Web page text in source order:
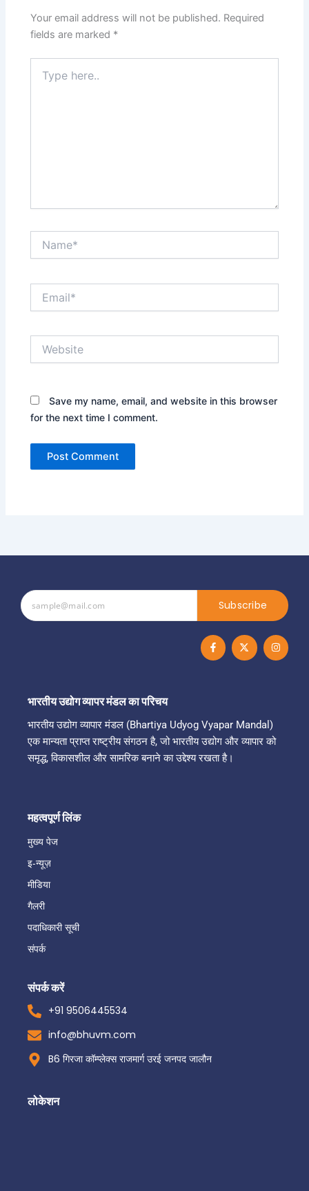
Your email address will not be published. Required
fields are marked *
here..
Save my name, email, and website in this browser
for the next time I comment.
Subscribe
F
a
c
f
X
-
t
I
n
s
भारतीय उद्योग व्यापर मंडल का परिचय
भारतीय उद्योग व्यापार मंडल (Bhartiya Udyog Vyapar Mandal)
एक मान्यता प्राप्त राष्ट्रीय संगठन है, जो भारतीय उद्योग और व्यापार को
समृद्ध, विकासशील और सामरिक बनाने का उद्देश्य रखता है।
महत्वपूर्ण लिंक
मुख्य पेज
इ-न्यूज़
मीडिया
गैलरी
पदाधिकारी सूची
संपर्क
संपर्क करें
+91 9506445534
info@bhuvm.com
B6 गिरजा कॉम्प्लेक्स राजमार्ग उरई जनपद जालौन
लोकेशन